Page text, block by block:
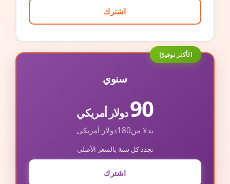
اشترك
الأكثر توفيرًا
سنوي
90دولار أمريكي
بدلا من180دولار أمريكي
تجدد كل سنة بالسعر الأصلي
اشترك